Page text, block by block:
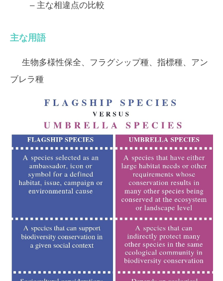
– 主な相違点の比較
主な用語
生物多様性保全、フラグシップ種、指標種、アン
ブレラ種